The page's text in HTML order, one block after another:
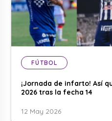
FÚTBOL
¡Jornada de infarto! Así
2026 tras la fecha 14
12 May 2026